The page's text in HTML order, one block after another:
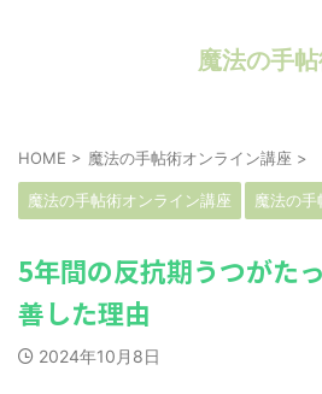
魔法の手
HOME > 魔法の手帖術オンライン講座 >
魔法の手帖術オンライン講座 魔法の手
5年間の反抗期うつがた
善した理由
2024年10月8日